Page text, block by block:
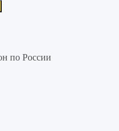
по России